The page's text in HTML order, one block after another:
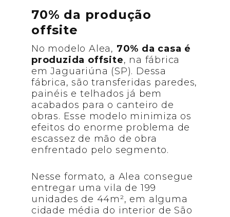
70% da produção
offsite
No modelo Alea, 70% da casa é
produzida offsite, na fábrica
em Jaguariúna (SP). Dessa
fábrica, são transferidas paredes,
painéis e telhados já bem
acabados para o canteiro de
obras. Esse modelo minimiza os
efeitos do enorme problema de
escassez de mão de obra
enfrentado pelo segmento.
Nesse formato, a Alea consegue
entregar uma vila de 199
unidades de 44m², em alguma
cidade média do interior de São